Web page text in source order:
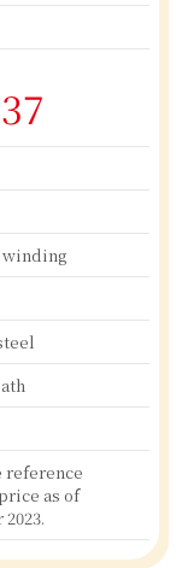
winding
reference
as of